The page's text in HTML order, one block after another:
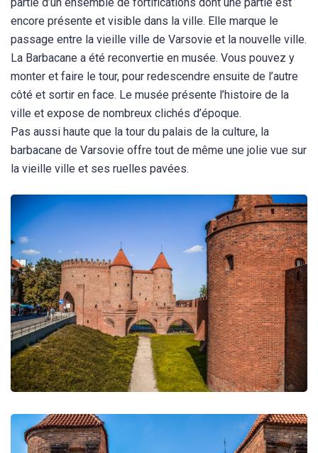
encore présente et visible dans la ville. Elle marque le
passage entre la vieille ville de Varsovie et la nouvelle ville.
La Barbacane a été reconvertie en musée. Vous pouvez y
monter et faire le tour, pour redescendre ensuite de l’autre
côté et sortir en face. Le musée présente l’histoire de la
ville et expose de nombreux clichés d’époque.
Pas aussi haute que la tour du palais de la culture, la
barbacane de Varsovie offre tout de même une jolie vue sur
la vieille ville et ses ruelles pavées.